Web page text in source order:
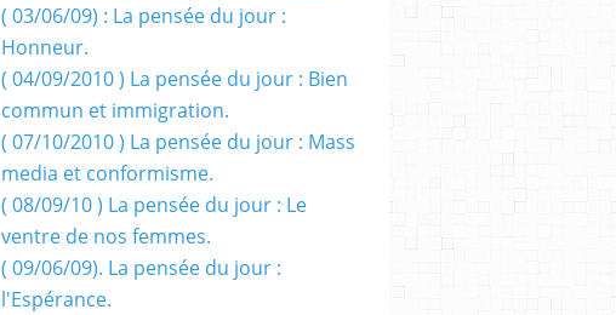
( 03/06/09) : La pensée du jour :
Honneur.
( 04/09/2010 ) La pensée du jour : Bien
commun et immigration.
( 07/10/2010 ) La pensée du jour : Mass
media et conformisme.
( 08/09/10 ) La pensée du jour : Le
ventre de nos femmes.
( 09/06/09). La pensée du jour :
l'Espérance.